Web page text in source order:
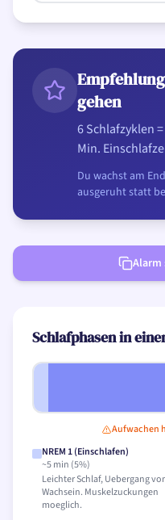
gehen
6 Schlafzyklen
Min.
Du wachst am
ausgeruht statt
Alarm
Schlafphasen in
Aufwachen
NREM 1 (Einschlafen)
~5min (5%)
Leichter Schlaf, Uebergang
Wachsein. Muskelzuckungen
moeglich.